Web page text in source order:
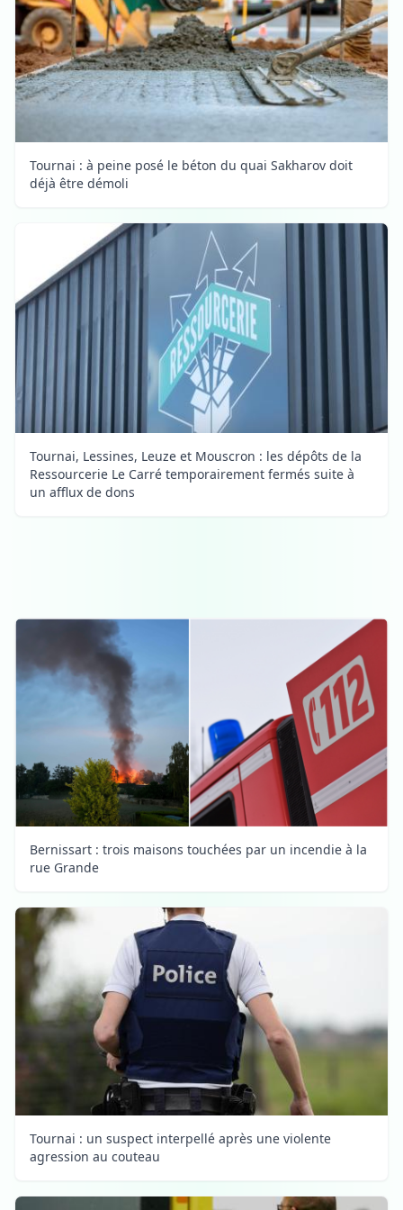
Tournai : à peine posé le béton du quai Sakharov doit
déjà être démoli
Tournai, Lessines, Leuze et Mouscron : les dépôts de la
Ressourcerie Le Carré temporairement fermés suite à
un afflux de dons
Bernissart : trois maisons touchées par un incendie à la
rue Grande
Tournai : un suspect interpellé après une violente
agression au couteau